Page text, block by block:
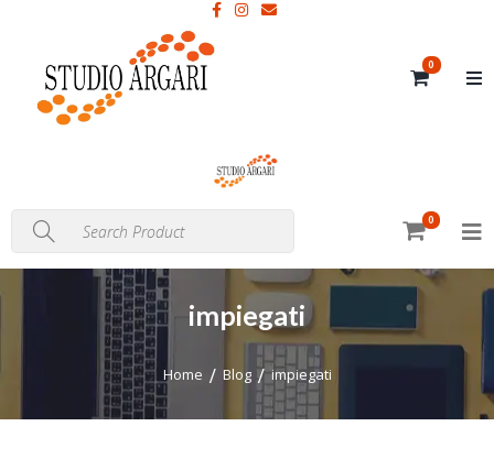
0
0
impiegati
Home Blog impiegati